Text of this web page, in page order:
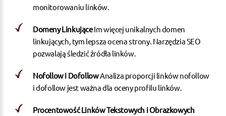
monitorowaniu linków.
Domeny LinkująceIm więcej unikalnych domen
linkujących, tym lepsza ocena strony. Narzędzia SEO
pozwalają śledzić źródła linków.
Nofollow i DofollowAnaliza proporcji linkównofollow
i dofollow jest ważna dla oceny profilu linków.
Procentowość Linków Tekstowych i Obrazkowych